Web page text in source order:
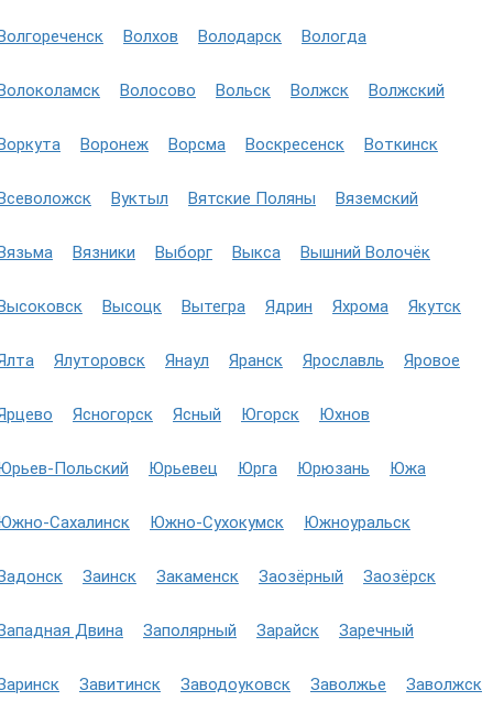
Волхов Володарск Вологда
Волосово Вольск Волжск Волжский
Воронеж Ворсма Воскресенск Воткинск
Вуктыл Вятские Поляны Вяземский
Вязники Выборг Выкса Вышний Волочёк
Высоцк Вытегра Ядрин Яхрома Якутск
Ялуторовск Янаул Яранск Ярославль Яровое
Ясногорск Ясный Югорск Юхнов
Польский Юрьевец Юрга Юрюзань Южа
Сахалинск Южно-Сухокумск Южноуральск
Заинск Закаменск Заозёрный Заозёрск
Двина Заполярный Зарайск Заречный
Завитинск Заводоуковск Заволжье Заволжск